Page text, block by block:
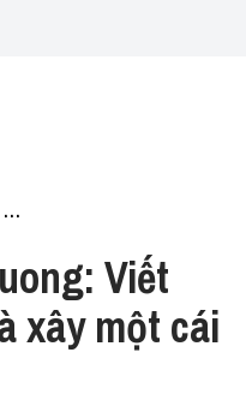
Nghệ Thuật & Thiết Kế
Viết
xây một cái